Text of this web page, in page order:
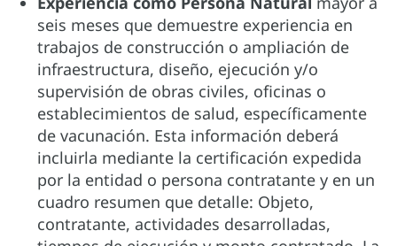
seis meses que demuestre experiencia en
trabajos de construcción o ampliación de
infraestructura, diseño, ejecución y/o
supervisión de obras civiles, oficinas o
establecimientos de salud, específicamente
de vacunación. Esta información deberá
incluirla mediante la certificación expedida
por la entidad o persona contratante y en un
cuadro resumen que detalle: Objeto,
contratante, actividades desarrolladas,